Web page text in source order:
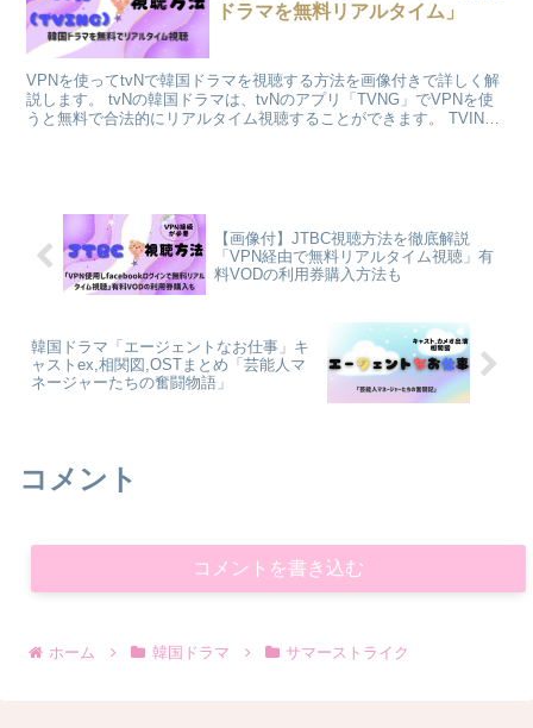
ドラマを無料リアルタイム」
VPNを使ってtvNで韓国ドラマを視聴する方法を画像付きで詳しく解
説します。 tvNの韓国ドラマは、tvNのアプリ「TVNG」でVPNを使
うと無料で合法的にリアルタイム視聴することができます。 TVING
【画像付】JTBC視聴方法を徹底解説
「VPN経由で無料リアルタイム視聴」有
料VODの利用券購入方法も
韓国ドラマ「エージェントなお仕事」キ
ャストex,相関図,OSTまとめ「芸能人マ
ネージャーたちの奮闘物語」
コメント
コメントを書き込む
ホーム 韓国ドラマ サマーストライク